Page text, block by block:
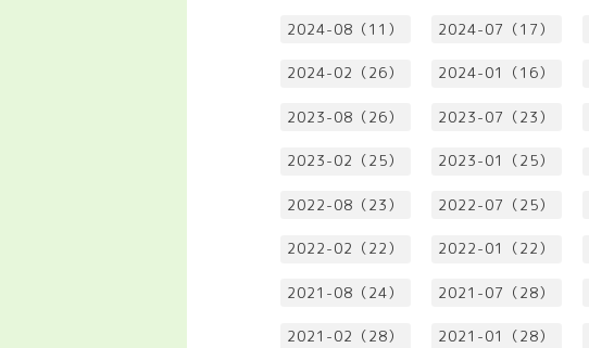
2024-08（11） 2024-07（17）
2024-02（26） 2024-01（16）
2023-08（26） 2023-07（23）
2023-02（25） 2023-01（25）
2022-08（23） 2022-07（25）
2022-02（22） 2022-01（22）
2021-08（24） 2021-07（28）
2021-02（28） 2021-01（28）